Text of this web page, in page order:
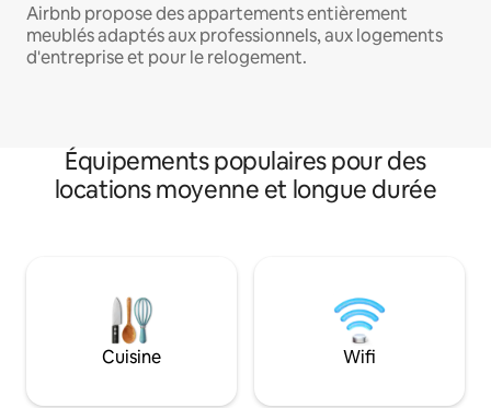
Airbnb propose des appartements entièrement
meublés adaptés aux professionnels, aux logements
d'entreprise et pour le relogement.
Équipements populaires pour des
locations moyenne et longue durée
Cuisine Wifi